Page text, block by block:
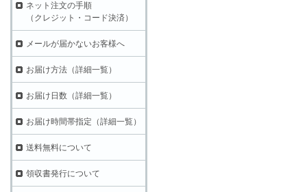
ネット注文の手順
（クレジット・コード決済）
メールが届かないお客様へ
お届け方法（詳細一覧）
お届け日数（詳細一覧）
お届け時間帯指定（詳細一覧）
送料無料について
領収書発行について